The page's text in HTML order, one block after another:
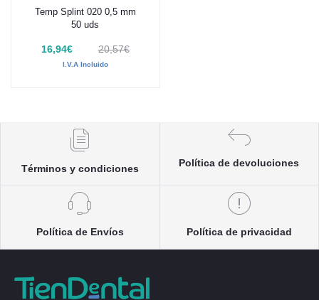
Añadir al carrito
Temp Splint 020 0,5 mm
50 uds
16,94€ 20,57€
I.V.A Incluido
Términos y condiciones
Política de devoluciones
Política de Envíos Política de privacidad